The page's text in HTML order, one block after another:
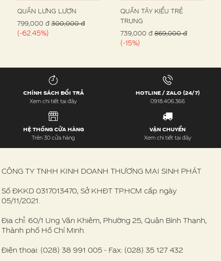
QUẦN LƯNG LƯỢN
799,000 đ 300,000 đ
(-62.45%)
QUẦN TÂY KIỂU TRẺ
TRUNG
739,000 đ 869,000 đ
(-15%)
CHÍNH SÁCH ĐỔI TRẢ
Xem chi tiết tại đây
HOTLINE / ZALO (24/7)
0918.406.366
HỆ THỐNG CỬA HÀNG
Trên 30 cửa hàng
VẬN CHUYỂN
Xem chi tiết tại đây
CÔNG TY TNHH KINH DOANH THƯƠNG MẠI SINH PHÁT
Số ĐKKD 0317013470, Sở KHĐT TP.HCM cấp ngày
05/11/2021.
Địa chỉ: 60/1 Ung Văn Khiêm, Phường 25, Quận Bình Thạnh,
Thành phố Hồ Chí Minh.
Điện thoại: (028) 38 991 005 - Fax: (028) 35 127 432